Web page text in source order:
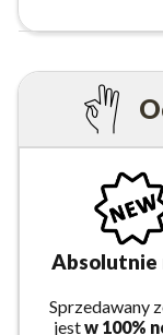
Absolutnie
Sprzedawany
jestw 100%